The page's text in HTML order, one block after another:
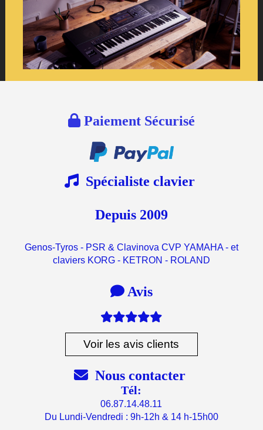
Paiement Sécurisé
Spécialiste clavier
Depuis 2009
Genos-Tyros - PSR & Clavinova CVP YAMAHA - et
claviers KORG - KETRON - ROLAND
Avis

Voir les avis clients
Nous contacter
Tél:
06.87.14.48.11
Du Lundi-Vendredi : 9h-12h & 14 h-15h00